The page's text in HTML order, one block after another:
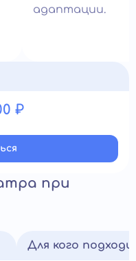
адаптации.
₽
при
Для кого